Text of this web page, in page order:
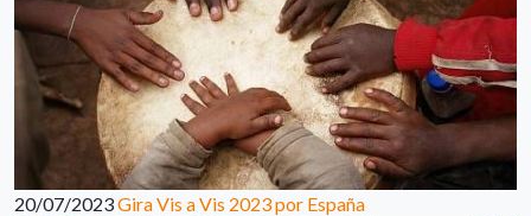
20/07/2023Gira Vis a Vis 2023 por España